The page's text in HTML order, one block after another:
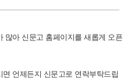
많아 신문고 홈페이지를 새롭게 오픈
언제든지 신문고로 연락부탁드립